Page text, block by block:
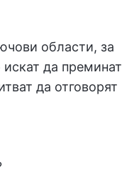
области, за
искат да преминат
да отговорят